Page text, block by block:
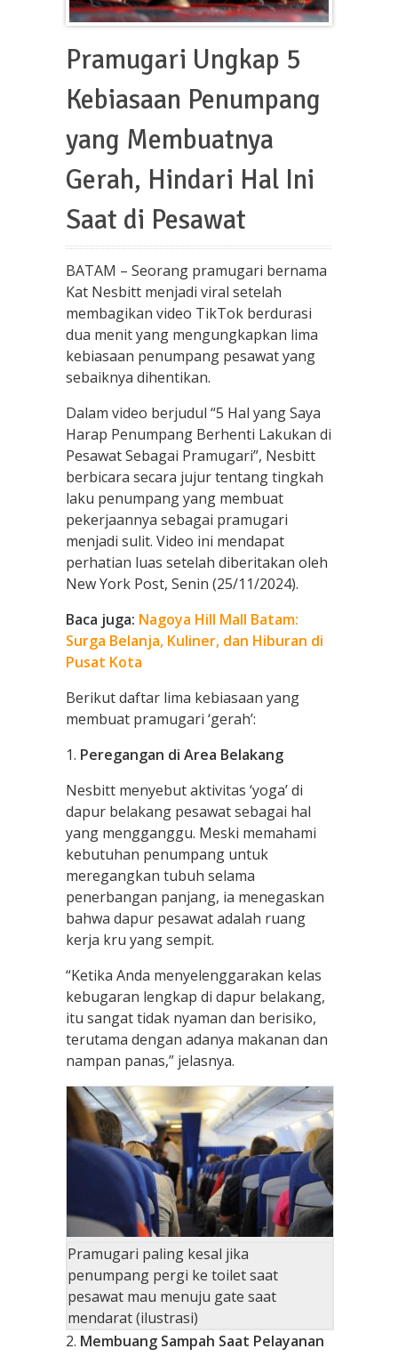
Pramugari Ungkap 5
Kebiasaan Penumpang
yang Membuatnya
Gerah, Hindari Hal Ini
Saat di Pesawat
BATAM – Seorang pramugari bernama
Kat Nesbitt menjadi viral setelah
membagikan video TikTok berdurasi
dua menit yang mengungkapkan lima
kebiasaan penumpang pesawat yang
sebaiknya dihentikan.
Dalam video berjudul “5 Hal yang Saya
Harap Penumpang Berhenti Lakukan di
Pesawat Sebagai Pramugari”, Nesbitt
berbicara secara jujur tentang tingkah
laku penumpang yang membuat
pekerjaannya sebagai pramugari
menjadi sulit. Video ini mendapat
perhatian luas setelah diberitakan oleh
New York Post, Senin (25/11/2024).
Baca juga: Nagoya Hill Mall Batam:
Surga Belanja, Kuliner, dan Hiburan di
Pusat Kota
Berikut daftar lima kebiasaan yang
membuat pramugari ‘gerah’:
1. Peregangan di Area Belakang
Nesbitt menyebut aktivitas ‘yoga’ di
dapur belakang pesawat sebagai hal
yang mengganggu. Meski memahami
kebutuhan penumpang untuk
meregangkan tubuh selama
penerbangan panjang, ia menegaskan
bahwa dapur pesawat adalah ruang
kerja kru yang sempit.
“Ketika Anda menyelenggarakan kelas
kebugaran lengkap di dapur belakang,
itu sangat tidak nyaman dan berisiko,
terutama dengan adanya makanan dan
nampan panas,” jelasnya.
Pramugari paling kesal jika
penumpang pergi ke toilet saat
pesawat mau menuju gate saat
mendarat (ilustrasi)
2. Membuang Sampah Saat Pelayanan